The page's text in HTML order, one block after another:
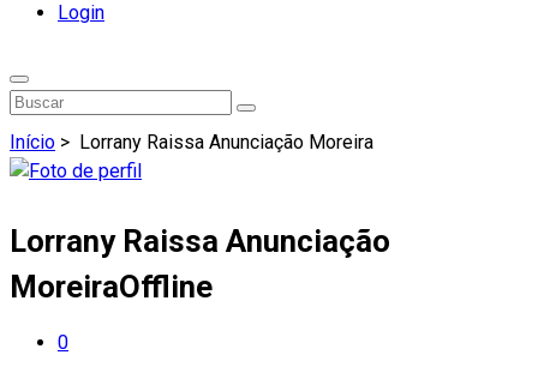
Login
Início > Lorrany Raissa Anunciação Moreira
Lorrany Raissa Anunciação
MoreiraOffline
0